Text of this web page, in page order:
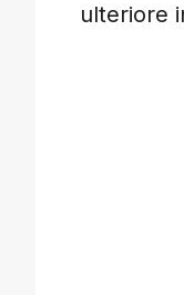
ulteriore